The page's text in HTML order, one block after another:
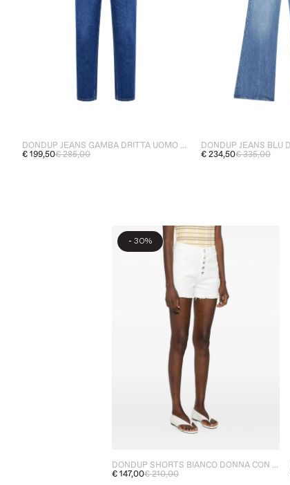
DONDUP JEANS GAMBA DRITTA UOMO BLU
€ 199,50€ 285,00
€ 234,50€ 335,00
- 30%
DONDUP SHORTS BIANCO DONNA CON BOTTONI
€ 147,00€ 210,00